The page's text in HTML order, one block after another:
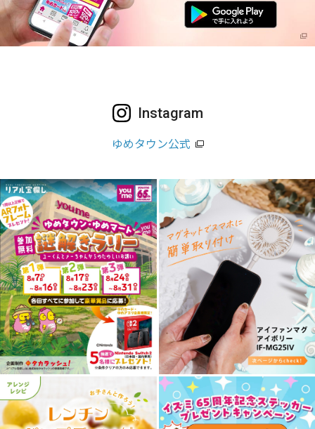
Instagram
ゆめタウン公式